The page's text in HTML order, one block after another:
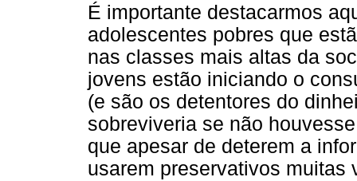
É importante destacarmos
adolescentes pobres que
nas classes mais altas da
jovens estão iniciando o
(e são os detentores do
sobreviveria se não
que apesar de deterem a
usarem preservativos muitas